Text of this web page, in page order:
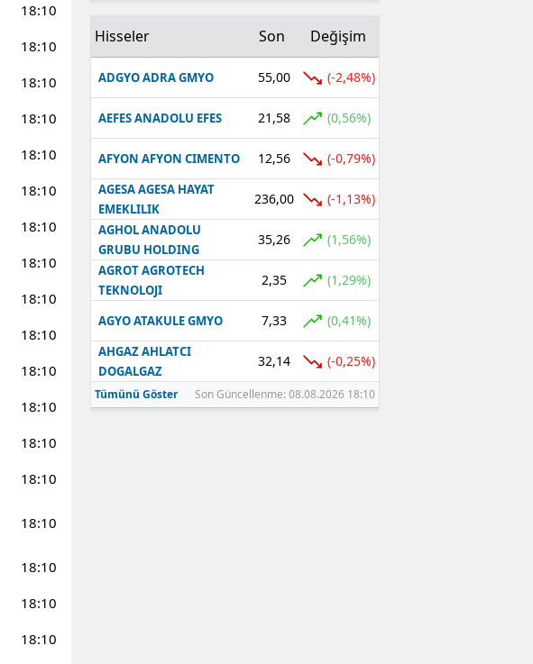
18:10
18:10
18:10
18:10
18:10
18:10
18:10
18:10
18:10
18:10
18:10
18:10
18:10
18:10
18:10
18:10
18:10
18:10
Hisseler Son Değişim
ADGYO ADRA GMYO 55,00 (-2,48%)
AEFES ANADOLU EFES 21,58 (0,56%)
AFYON AFYON CIMENTO 12,56 (-0,79%)
AGESA AGESA HAYAT
EMEKLILIK
236,00 (-1,13%)
AGHOL ANADOLU
GRUBU HOLDING
35,26 (1,56%)
AGROT AGROTECH
TEKNOLOJI
2,35 (1,29%)
AGYO ATAKULE GMYO 7,33 (0,41%)
AHGAZ AHLATCI
DOGALGAZ
32,14 (-0,25%)
Tümünü Göster Son Güncellenme: 08.08.2026 18:10